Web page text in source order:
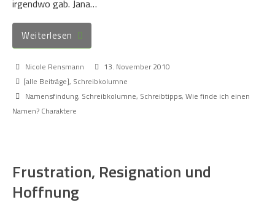
irgendwo gab. Jana…
Weiterlesen
Nicole Rensmann
13. November 2010
[alle Beiträge], Schreibkolumne
Namensfindung, Schreibkolumne, Schreibtipps, Wie finde ich einen
Namen? Charaktere
Frustration, Resignation und
Hoffnung